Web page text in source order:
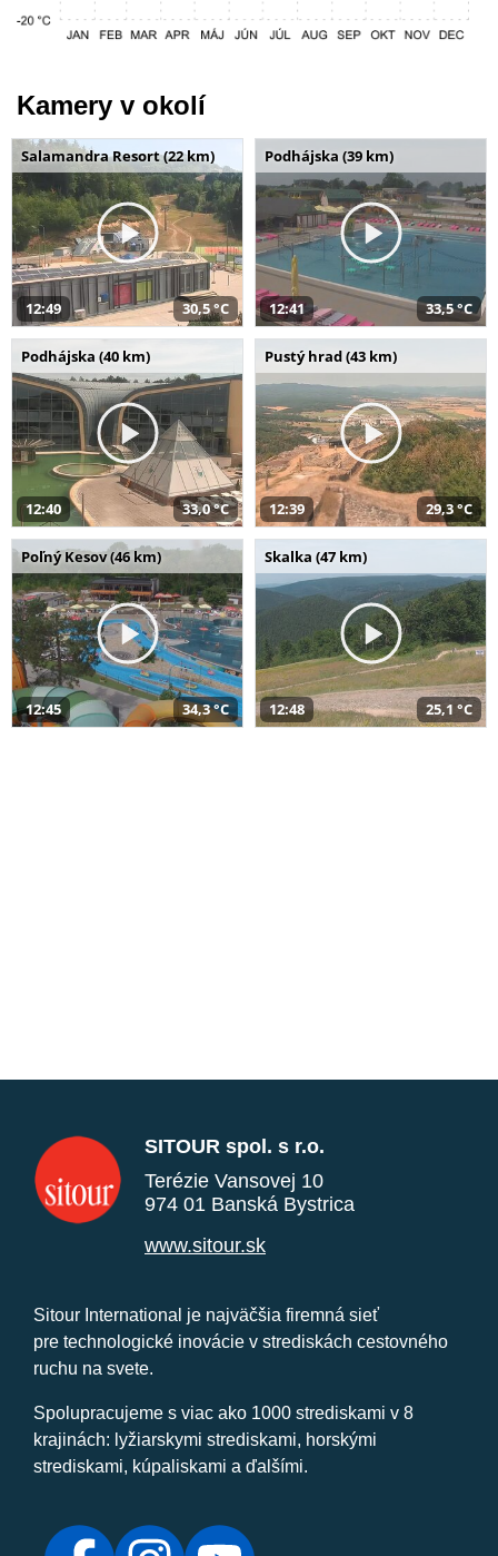
Kamery v okolí
Salamandra Resort (22 km)
12:49 30,5 °C
Podhájska (39 km)
12:41 33,5 °C
Podhájska (40 km)
12:40 33,0 °C
Pustý hrad (43 km)
12:39 29,3 °C
Poľný Kesov (46 km)
12:45 34,3 °C
Skalka (47 km)
12:48 25,1 °C
SITOUR spol. s r.o.
Terézie Vansovej 10
974 01 Banská Bystrica
www.sitour.sk
Sitour International je najväčšia firemná sieť
pre technologické inovácie v strediskách cestovného
ruchu na svete.
Spolupracujeme s viac ako 1000 strediskami v 8
krajinách: lyžiarskymi strediskami, horskými
strediskami, kúpaliskami a ďalšími.